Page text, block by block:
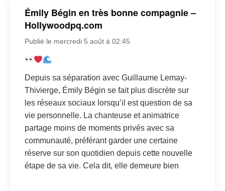
Émily Bégin en très bonne compagnie –
Hollywoodpq.com
Publié le mercredi 5 août à 02:45
Depuis sa séparation avec Guillaume Lemay-
Thivierge, Émily Bégin se fait plus discrète sur
les réseaux sociaux lorsqu’il est question de sa
vie personnelle. La chanteuse et animatrice
partage moins de moments privés avec sa
communauté, préférant garder une certaine
réserve sur son quotidien depuis cette nouvelle
étape de sa vie. Cela dit, elle demeure bien